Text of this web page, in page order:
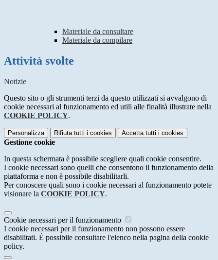
Materiale da consultare
Materiale da compilare
Attività svolte
Notizie
Questo sito o gli strumenti terzi da questo utilizzati si avvalgono di
cookie necessari al funzionamento ed utili alle finalità illustrate nella
COOKIE POLICY.
Personalizza Rifiuta tutti i cookies Accetta tutti i cookies
Gestione cookie
In questa schermata è possibile scegliere quali cookie consentire.
I cookie necessari sono quelli che consentono il funzionamento della
piattaforma e non è possibile disabilitarli.
Per conoscere quali sono i cookie necessari al funzionamento potete
visionare la COOKIE POLICY.
Cookie necessari per il funzionamento
I cookie necessari per il funzionamento non possono essere
disabilitati. È possibile consultare l'elenco nella pagina della cookie
policy.